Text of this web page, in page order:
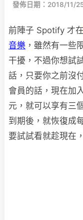
發佈日期：2018/11/
前陣子 Spotify 才在
音樂 ，雖然有一些
干擾，不過你想試
話，只要你之前沒
會員的話，現在加
元，就可以享有三
到期後，就恢復成
要試試看就趁現在